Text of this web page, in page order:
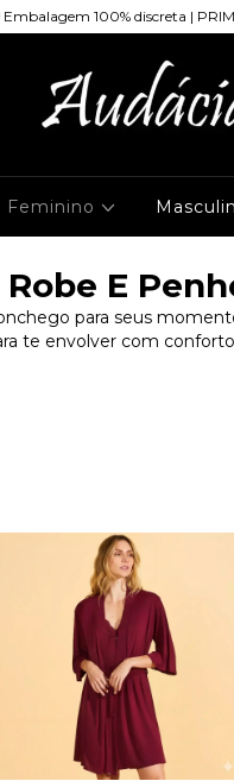
100% discreta |
Feminino
Robe E
para seus
te envolver com